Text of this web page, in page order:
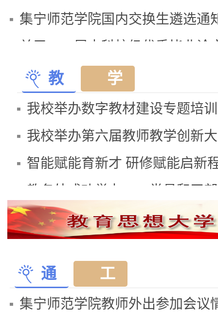
告
态
集宁师范学院国内交换生遴选通
关于2026届本科校级优秀毕业论
关于2026届实习工作先进集体、
关于2026年下半年全国计算机等
查看更多>>
教
学
快
讯
学
术
讲
座
我校举办数字教材建设专题培训
我校举办第六届教师教学创新
查看更多>>
通
知
工
作
集宁师范学院教师外出参加会议